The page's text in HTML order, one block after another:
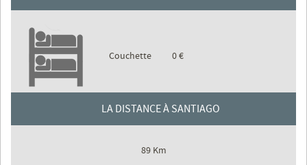
Couchette 0 €
LA DISTANCE À SANTIAGO
89 Km